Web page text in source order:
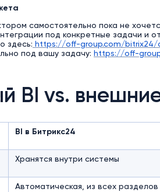
самостоятельно пока не
под конкретные задачи и
здесь: https://off-group.com/bitrix24/
под вашу задачу: https://off-
BI vs.
BI в Битрикс24
Хранятся внутри системы
Автоматическая, из всех разделов